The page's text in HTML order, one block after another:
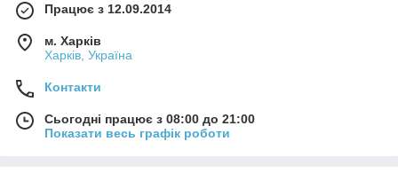
Працює з 12.09.2014
м. Харків
Харків, Україна
Контакти
Сьогодні працює з 08:00 до 21:00
Показати весь графік роботи